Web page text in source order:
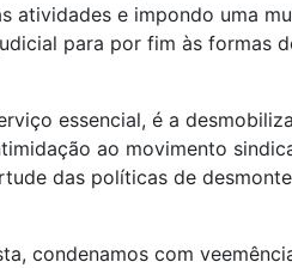
atividades e impondo uma
para por fim às formas
essencial, é a
ao movimento
das políticas de
condenamos com